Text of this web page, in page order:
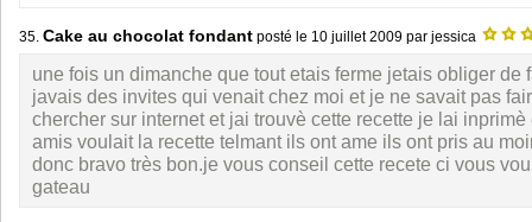
35. Cake au chocolat fondant posté le 10 juillet 2009 par jessica
une fois un dimanche que tout etais ferme jetais obliger de
javais des invites qui venait chez moi et je ne savait pas
chercher sur internet et jai trouvè cette recette je lai inprimè
amis voulait la recette telmant ils ont ame ils ont pris au
donc bravo très bon.je vous conseil cette recete ci vous
gateau